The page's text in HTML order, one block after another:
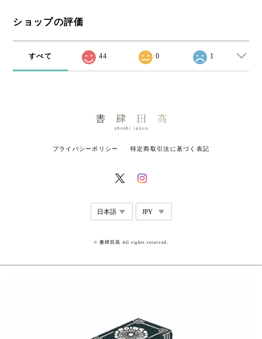
ショップの評価
すべて 44 0 1
プライバシーポリシー 特定商取引法に基づく表記
© 書肆田高 All rights reserved.